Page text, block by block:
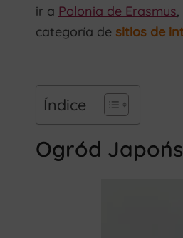
ir a Polonia de Erasmus
categoría de sitios de
Índice
Ogród